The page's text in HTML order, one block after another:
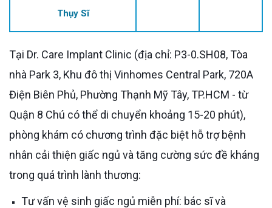
Thụy Sĩ
Tại Dr. Care Implant Clinic (địa chỉ: P3-0.SH08, Tòa
nhà Park 3, Khu đô thị Vinhomes Central Park, 720A
Điện Biên Phủ, Phường Thạnh Mỹ Tây, TP.HCM - từ
Quận 8 Chú có thể di chuyển khoảng 15-20 phút),
phòng khám có chương trình đặc biệt hỗ trợ bệnh
nhân cải thiện giấc ngủ và tăng cường sức đề kháng
trong quá trình lành thương:
Tư vấn vệ sinh giấc ngủ miễn phí: bác sĩ và